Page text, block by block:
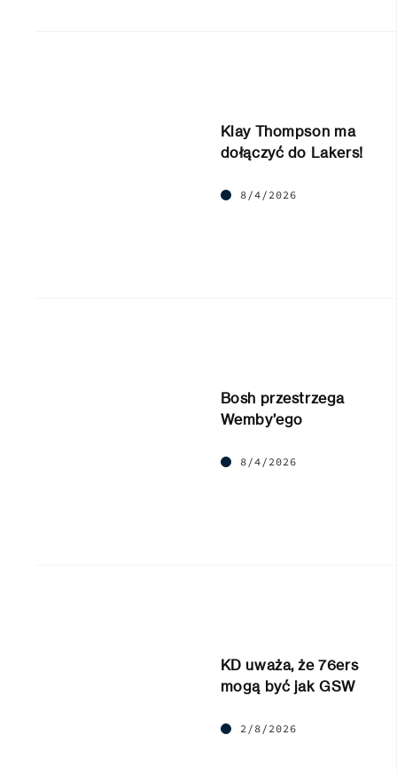
Klay Thompson ma
dołączyć do Lakers!
8/4/2026
Bosh przestrzega
Wemby’ego
8/4/2026
KD uważa, że 76ers
mogą być jak GSW
2/8/2026